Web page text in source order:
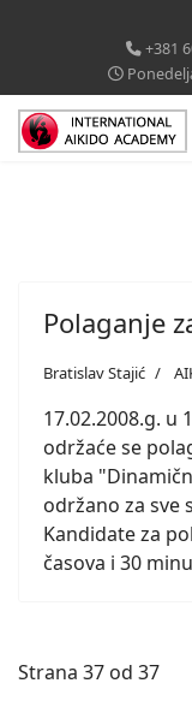
+381
Polaganje
Bratislav Stajić
17.02.2008.g. u
održaće se
kluba
održano za sve
Kandidate za
časova i 30
Strana 37 od 37